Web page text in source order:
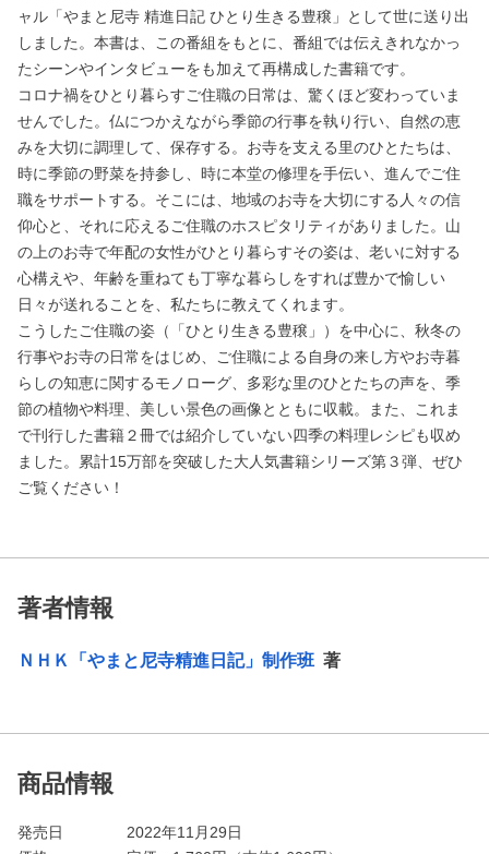
ャル「やまと尼寺 精進日記 ひとり生きる豊穣」として世に送り出
しました。本書は、この番組をもとに、番組では伝えきれなかっ
たシーンやインタビューをも加えて再構成した書籍です。
コロナ禍をひとり暮らすご住職の日常は、驚くほど変わっていま
せんでした。仏につかえながら季節の行事を執り行い、自然の恵
みを大切に調理して、保存する。お寺を支える里のひとたちは、
時に季節の野菜を持参し、時に本堂の修理を手伝い、進んでご住
職をサポートする。そこには、地域のお寺を大切にする人々の信
仰心と、それに応えるご住職のホスピタリティがありました。山
の上のお寺で年配の女性がひとり暮らすその姿は、老いに対する
心構えや、年齢を重ねても丁寧な暮らしをすれば豊かで愉しい
日々が送れることを、私たちに教えてくれます。
こうしたご住職の姿（「ひとり生きる豊穣」）を中心に、秋冬の
行事やお寺の日常をはじめ、ご住職による自身の来し方やお寺暮
らしの知恵に関するモノローグ、多彩な里のひとたちの声を、季
節の植物や料理、美しい景色の画像とともに収載。また、これま
で刊行した書籍２冊では紹介していない四季の料理レシピも収め
ました。累計15万部を突破した大人気書籍シリーズ第３弾、ぜひ
ご覧ください！
著者情報
ＮＨＫ「やまと尼寺精進日記」制作班 著
商品情報
発売日
2022年11月29日